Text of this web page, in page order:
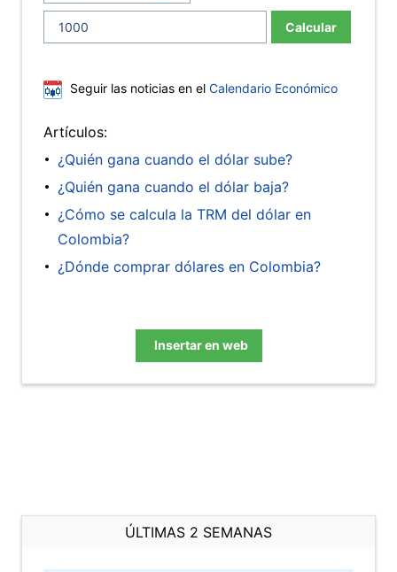
Calcular
Seguir las noticias en el Calendario Económico
Artículos:
¿Quién gana cuando el dólar sube?
¿Quién gana cuando el dólar baja?
¿Cómo se calcula la TRM del dólar en
Colombia?
¿Dónde comprar dólares en Colombia?
Insertar en web
ÚLTIMAS 2 SEMANAS